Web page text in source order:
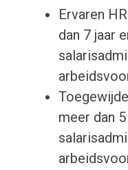
Ervaren
dan 7 jaar
meer dan